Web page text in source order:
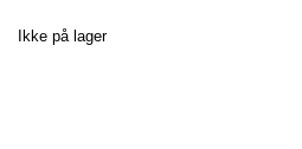
Ikke på lager